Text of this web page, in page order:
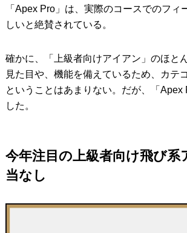
「Apex Pro」は、実際のコースでのフィ
しいと絶賛されている。
確かに、「上級者向けアイアン」のほと
見た目や、機能を備えているため、カテ
ということはあまりない。だが、「Apex
した。
今年注目の上級者向け飛び系
当なし